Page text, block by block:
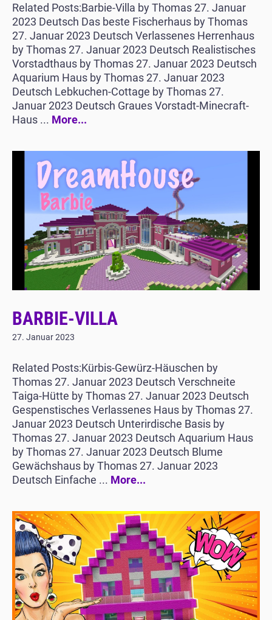
Related Posts:Barbie-Villa by Thomas 27. Januar
2023 Deutsch Das beste Fischerhaus by Thomas
27. Januar 2023 Deutsch Verlassenes Herrenhaus
by Thomas 27. Januar 2023 Deutsch Realistisches
Vorstadthaus by Thomas 27. Januar 2023 Deutsch
Aquarium Haus by Thomas 27. Januar 2023
Deutsch Lebkuchen-Cottage by Thomas 27.
Januar 2023 Deutsch Graues Vorstadt-Minecraft-
Haus ... More...
BARBIE-VILLA
27. Januar 2023
Related Posts:Kürbis-Gewürz-Häuschen by
Thomas 27. Januar 2023 Deutsch Verschneite
Taiga-Hütte by Thomas 27. Januar 2023 Deutsch
Gespenstisches Verlassenes Haus by Thomas 27.
Januar 2023 Deutsch Unterirdische Basis by
Thomas 27. Januar 2023 Deutsch Aquarium Haus
by Thomas 27. Januar 2023 Deutsch Blume
Gewächshaus by Thomas 27. Januar 2023
Deutsch Einfache ... More...